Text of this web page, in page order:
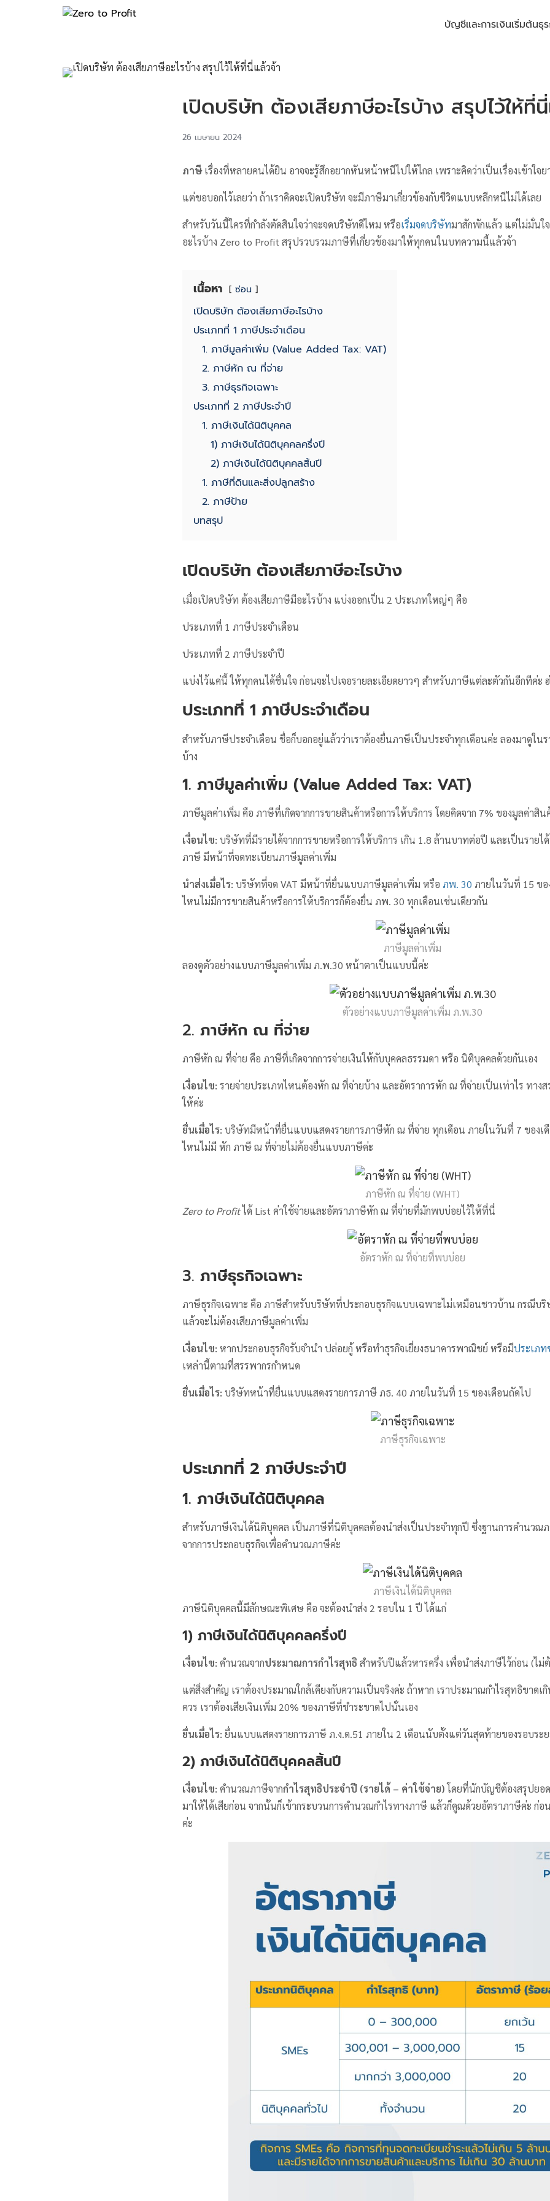
บัญชีและการเงินเริ่มต้นธุ
เปิดบริษัท ต้องเสียภาษีอะไรบ้าง สรุปไว้ให้ที่
26 เมษายน 2024
ภาษีเรื่องที่หลายคนได้ยิน อาจจะรู้สึกอยากหันหน้าหนีไปให้ไกล เพราะคิดว่าเป็นเรื่องเข้าใจย
แต่ขอบอกไว้เลยว่า ถ้าเราคิดจะเปิดบริษัท จะมีภาษีมาเกี่ยวข้องกับชีวิตแบบหลีกหนีไม่ได้เลย
สำหรับวันนี้ใครที่กำลังตัดสินใจว่าจะจดบริษัทดีไหม หรือเริ่มจดบริษัทมาสักพักแล้ว แต่ไม่มั่นใ
อะไรบ้าง Zero to Profit สรุปรวบรวมภาษีที่เกี่ยวข้องมาให้ทุกคนในบทความนี้แล้วจ้า
เนื้อหา ซ่อน
เปิดบริษัท ต้องเสียภาษีอะไรบ้าง
ประเภทที่ 1 ภาษีประจำเดือน
1. ภาษีมูลค่าเพิ่ม (Value Added Tax: VAT)
2. ภาษีหัก ณ ที่จ่าย
3. ภาษีธุรกิจเฉพาะ
ประเภทที่ 2 ภาษีประจำปี
1. ภาษีเงินได้นิติบุคคล
1) ภาษีเงินได้นิติบุคคลครึ่งปี
2) ภาษีเงินได้นิติบุคคลสิ้นปี
1. ภาษีที่ดินและสิ่งปลูกสร้าง
2. ภาษีป้าย
บทสรุป
เปิดบริษัท ต้องเสียภาษีอะไรบ้าง
เมื่อเปิดบริษัท ต้องเสียภาษีมีอะไรบ้าง แบ่งออกเป็น 2 ประเภทใหญ่ๆ คือ
ประเภทที่ 1 ภาษีประจำเดือน
ประเภทที่ 2 ภาษีประจำปี
แบ่งไว้แค่นี้ ให้ทุกคนได้ชื่นใจ ก่อนจะไปเจอรายละเอียดยาวๆ สำหรับภาษีแต่ละตัวกันอีกทีค่ะ
ประเภทที่ 1 ภาษีประจำเดือน
สำหรับภาษีประจำเดือน ชื่อก็บอกอยู่แล้วว่าเราต้องยื่นภาษีเป็นประจำทุกเดือนค่ะ ลองมาดูในร
บ้าง
1. ภาษีมูลค่าเพิ่ม (Value Added Tax: VAT)
ภาษีมูลค่าเพิ่ม คือ ภาษีที่เกิดจากการขายสินค้าหรือการให้บริการ โดยคิดจาก 7% ของมูลค่าสิน
เงื่อนไข: บริษัทที่มีรายได้จากการขายหรือการให้บริการ เกิน 1.8 ล้านบาทต่อปี และเป็นรายไ
ภาษี มีหน้าที่จดทะเบียนภาษีมูลค่าเพิ่ม
นำส่งเมื่อไร: บริษัทที่จด VAT มีหน้าที่ยื่นแบบภาษีมูลค่าเพิ่ม หรือ ภพ. 30 ภายในวันที่ 15 ขอ
ไหนไม่มีการขายสินค้าหรือการให้บริการก็ต้องยื่น ภพ. 30 ทุกเดือนเช่นเดียวกัน
ภาษีมูลค่าเพิ่ม
ลองดูตัวอย่างแบบภาษีมูลค่าเพิ่ม ภ.พ.30 หน้าตาเป็นแบบนี้ค่ะ
ตัวอย่างแบบภาษีมูลค่าเพิ่ม ภ.พ.30
2. ภาษีหัก ณ ที่จ่าย
ภาษีหัก ณ ที่จ่าย คือ ภาษีที่เกิดจากการจ่ายเงินให้กับบุคคลธรรมดา หรือ นิติบุคคลด้วยกันเอง
เงื่อนไข: รายจ่ายประเภทไหนต้องหัก ณ ที่จ่ายบ้าง และอัตราการหัก ณ ที่จ่ายเป็นเท่าไร ทาง
ให้ค่ะ
ยื่นเมื่อไร: บริษัทมีหน้าที่ยื่นแบบแสดงรายการภาษีหัก ณ ที่จ่าย ทุกเดือน ภายในวันที่ 7 ของเ
ไหนไม่มี หัก ภาษี ณ ที่จ่ายไม่ต้องยื่นแบบภาษีค่ะ
ภาษีหัก ณ ที่จ่าย (WHT)
Zero to Profitได้ List ค่าใช้จ่ายและอัตราภาษีหัก ณ ที่จ่ายที่มักพบบ่อยไว้ให้ที่นี่
อัตราหัก ณ ที่จ่ายที่พบบ่อย
3. ภาษีธุรกิจเฉพาะ
ภาษีธุรกิจเฉพาะ คือ ภาษีสำหรับบริษัทที่ประกอบธุรกิจแบบเฉพาะไม่เหมือนชาวบ้าน กรณีบริ
แล้วจะไม่ต้องเสียภาษีมูลค่าเพิ่ม
เงื่อนไข: หากประกอบธุรกิจรับจำนำ ปล่อยกู้ หรือทำธุรกิจเยี่ยงธนาคารพาณิชย์ หรือมีประเภท
เหล่านี้ตามที่สรรพากรกำหนด
ยื่นเมื่อไร: บริษัทหน้าที่ยื่นแบบแสดงรายการภาษี ภธ. 40 ภายในวันที่ 15 ของเดือนถัดไป
ภาษีธุรกิจเฉพาะ
ประเภทที่ 2 ภาษีประจำปี
1. ภาษีเงินได้นิติบุคคล
สำหรับภาษีเงินได้นิติบุคคล เป็นภาษีที่นิติบุคคลต้องนำส่งเป็นประจำทุกปี ซึ่งฐานการคำนวณ
จากการประกอบธุรกิจเพื่อคำนวณภาษีค่ะ
ภาษีเงินได้นิติบุคคล
ภาษีนิติบุคคลนี้มีลักษณะพิเศษ คือ จะต้องนำส่ง 2 รอบใน 1 ปี ได้แก่
1) ภาษีเงินได้นิติบุคคลครึ่งปี
เงื่อนไข: คำนวณจากประมาณการกำไรสุทธิ สำหรับปีแล้วหารครึ่ง เพื่อนำส่งภาษีไว้ก่อน (ไม่
แต่สิ่งสำคัญ เราต้องประมาณใกล้เคียงกับความเป็นจริงค่ะ ถ้าหาก เราประมาณกำไรสุทธิขาดเ
ควร เราต้องเสียเงินเพิ่ม 20% ของภาษีที่ชำระขาดไปนั่นเอง
ยื่นเมื่อไร: ยื่นแบบแสดงรายการภาษี ภ.ง.ด.51 ภายใน 2 เดือนนับตั้งแต่วันสุดท้ายของรอบระย
2) ภาษีเงินได้นิติบุคคลสิ้นปี
เงื่อนไข: คำนวณภาษีจากกำไรสุทธิประจำปี (รายได้ – ค่าใช้จ่าย) โดยที่นักบัญชีต้องสรุปยอ
มาให้ได้เสียก่อน จากนั้นก็เข้ากระบวนการคำนวณกำไรทางภาษี แล้วก็คูณด้วยอัตราภาษีค่ะ ก่
ค่ะ